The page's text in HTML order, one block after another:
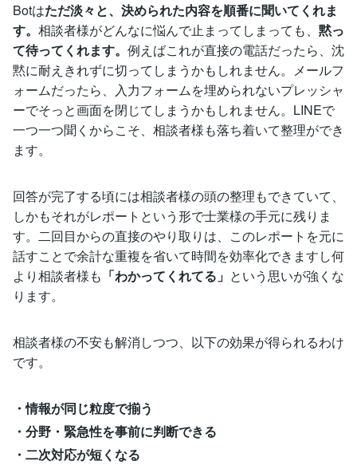
Botはただ淡々と、決められた内容を順番に聞いてくれま
す。 相談者様がどんなに悩んで止まってしまっても、 黙っ
て待ってくれます。 例えばこれが直接の電話だったら、沈
黙に耐えきれずに切ってしまうかもしれません。メールフ
ォームだったら、入力フォームを埋められないプレッシャ
ーでそっと画面を閉じてしまうかもしれません。LINEで
一つ一つ聞くからこそ、相談者様も落ち着いて整理ができ
ます。
回答が完了する頃には相談者様の頭の整理もできていて、
しかもそれがレポートという形で士業様の手元に残りま
す。二回目からの直接のやり取りは、このレポートを元に
話すことで余計な重複を省いて時間を効率化できますし何
より相談者様も 「わかってくれてる」 という思いが強くな
ります。
相談者様の不安も解消しつつ、以下の効果が得られるわけ
です。
・情報が同じ粒度で揃う
・分野・緊急性を事前に判断できる
・二次対応が短くなる